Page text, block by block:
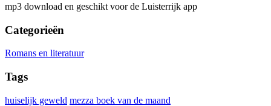
mp3 download en geschikt voor de Luisterrijk app
Categorieën
Romans en literatuur
Tags
huiselijk geweld mezza boek van de maand